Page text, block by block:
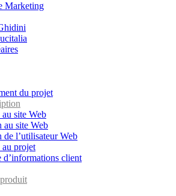
Marketing
du projet
site Web
au site Web
de l’utilisateur Web
projet
d’informations client